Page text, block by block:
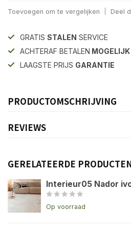
Toevoegen om te vergelijken Deel
GRATIS STALEN SERVICE
ACHTERAF BETALEN MOGELIJK
LAAGSTE PRIJS GARANTIE
PRODUCTOMSCHRIJVING
REVIEWS
GERELATEERDE
Interieur05 Nador
Op voorraad